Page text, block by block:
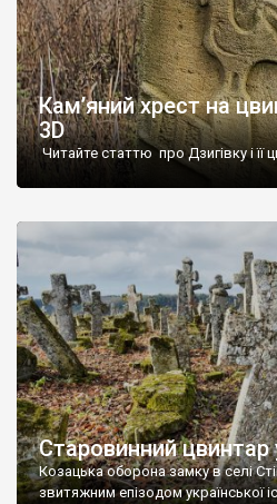
Кам’яний хрест на
3D
Читайте статтю про Дзигівку і її
Старовинний цвинтар
Козацька оборона замку в селі
звитяжним епізодом української